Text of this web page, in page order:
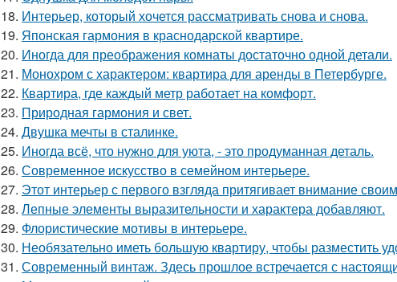
18. Интерьер, который хочется рассматривать снова и снова.
19. Японская гармония в краснодарской квартире.
20. Иногда для преображения комнаты достаточно одной детали.
21. Монохром с характером: квартира для аренды в Петербурге.
22. Квартира, где каждый метр работает на комфорт.
23. Природная гармония и свет.
24. Двушка мечты в сталинке.
25. Иногда всё, что нужно для уюта, - это продуманная деталь.
26. Современное искусство в семейном интерьере.
27. Этот интерьер с первого взгляда притягивает внимание
28. Лепные элементы выразительности и характера добавляют.
29. Флористические мотивы в интерьере.
30. Необязательно иметь большую квартиру, чтобы разместить
31. Современный винтаж. Здесь прошлое встречается с